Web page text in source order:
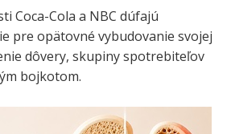
Coca-Cola a NBC dúfajú
pre opätovné vybudovanie svojej
dôvery, skupiny spotrebiteľov
bojkotom.